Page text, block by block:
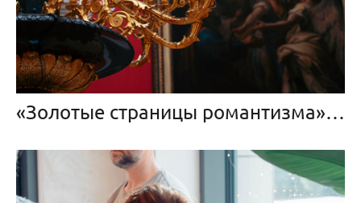
«Золотые страницы романтизма», Большой Итальянский просвет Эрмитажа